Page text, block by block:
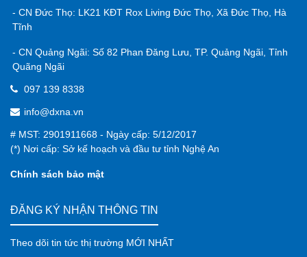
- CN Đức Thọ: LK21 KĐT Rox Living Đức Thọ, Xã Đức Thọ, Hà
Tĩnh
- CN Quảng Ngãi: Số 82 Phan Đăng Lưu, TP. Quảng Ngãi, Tỉnh
Quãng Ngãi
097 139 8338
info@dxna.vn
# MST: 2901911668 - Ngày cấp: 5/12/2017
(*) Nơi cấp: Sở kế hoạch và đầu tư tỉnh Nghệ An
Chính sách bảo mật
ĐĂNG KÝ NHẬN THÔNG TIN
Theo dõi tin tức thị trường MỚI NHẤT